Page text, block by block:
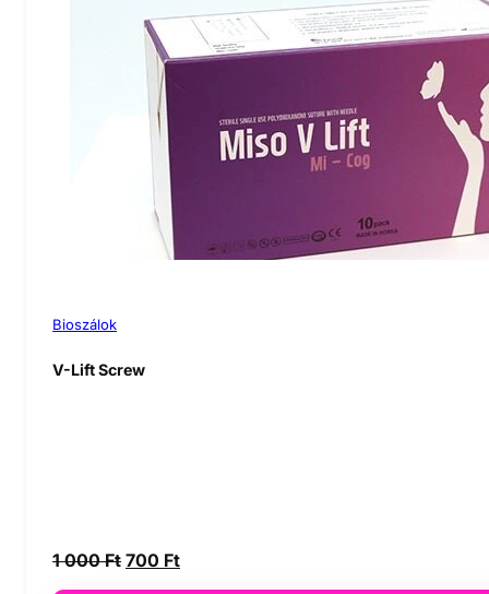
Bioszálok
V-Lift Screw
1 000Ft Original
700 FtCurrent